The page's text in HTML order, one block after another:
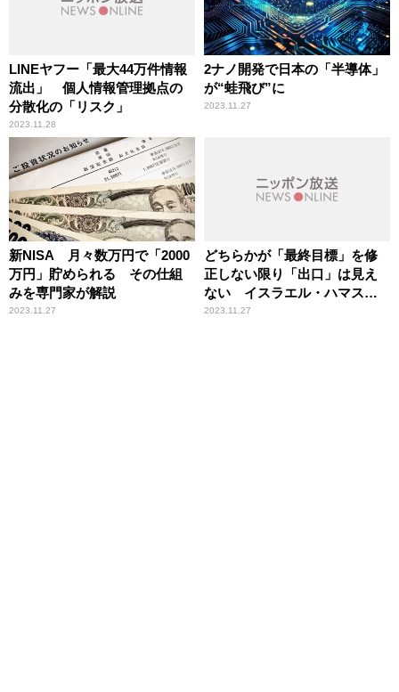
LINEヤフー「最大44万件情報
流出」 個人情報管理拠点の
分散化の「リスク」
2023.11.28
2ナノ開発で日本の「半導体」
が“蛙飛び”に
2023.11.27
新NISA 月々数万円で「2000
万円」貯められる その仕組
みを専門家が解説
2023.11.27
どちらかが「最終目標」を修
正しない限り「出口」は見え
ない イスラエル・ハマス紛
争の今後を専門家が解説
2023.11.27